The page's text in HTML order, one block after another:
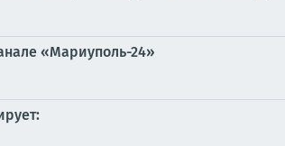
«Мариуполь-24»